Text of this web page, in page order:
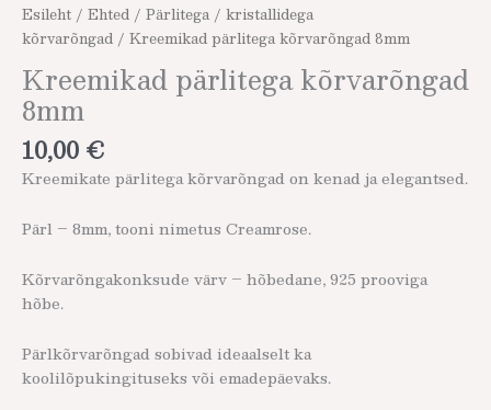
Esileht / Ehted / Pärlitega / kristallidega
kõrvarõngad / Kreemikad pärlitega kõrvarõngad 8mm
Kreemikad pärlitega kõrvarõngad
8mm
10,00 €
Kreemikate pärlitega kõrvarõngad on kenad ja elegantsed.
Pärl – 8mm, tooni nimetus Creamrose.
Kõrvarõngakonksude värv – hõbedane, 925 prooviga
hõbe.
Pärlkõrvarõngad sobivad ideaalselt ka
koolilõpukingituseks või emadepäevaks.